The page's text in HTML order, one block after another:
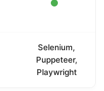
Selenium,
Puppeteer,
Playwright